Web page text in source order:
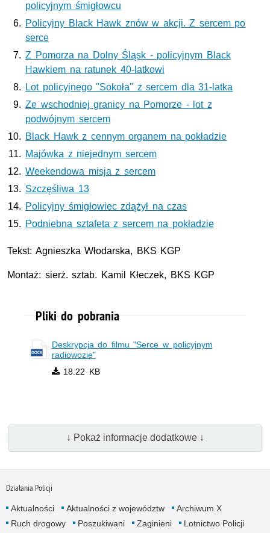
policyjnym śmigłowcu
Policyjny Black Hawk znów w akcji. Z sercem po
serce
Z Pomorza na Dolny Śląsk - policyjnym Black
Hawkiem na ratunek 40-latkowi
Lot policyjnego "Sokoła" z sercem dla 31-latka
Ze wschodniej granicy na Pomorze - lot z
podwójnym sercem
Black Hawk z cennym organem na pokładzie
Majówka z niejednym sercem
Weekendowa misja z sercem
Szczęśliwa 13
Policyjny śmigłowiec zdążył na czas
Podniebna sztafeta z sercem na pokładzie
Tekst: Agnieszka Włodarska, BKS KGP
Montaż: sierż. sztab. Kamil Kłeczek, BKS KGP
Pliki do pobrania
Deskrypcja do filmu "Serce w policyjnym
radiowozie"
18.22 KB
↓ Pokaż informacje dodatkowe ↓
Działania Policji
Aktualności Aktualności z województw
Archiwum X
Ruch drogowy
Poszukiwani Zaginieni
Lotnictwo Policji